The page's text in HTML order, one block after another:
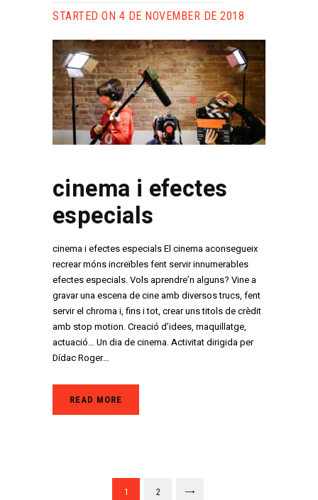
STARTED ON 4 DE NOVEMBER DE 2018
cinema i efectes
especials
cinema i efectes especials El cinema aconsegueix
recrear móns increïbles fent servir innumerables
efectes especials. Vols aprendre’n alguns? Vine a
gravar una escena de cine amb diversos trucs, fent
servir el chroma i, fins i tot, crear uns titols de crèdit
amb stop motion. Creació d’idees, maquillatge,
actuació… Un dia de cinema. Activitat dirigida per
Dídac Roger…
READ MORE
PAGE
1 PAGE
2